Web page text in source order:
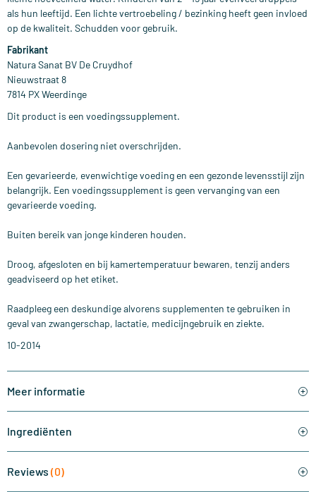
als hun leeftijd. Een lichte vertroebeling / bezinking heeft geen invloed
op de kwaliteit. Schudden voor gebruik.
Fabrikant
Natura Sanat BV De Cruydhof
Nieuwstraat 8
7814 PX Weerdinge
Dit product is een voedingssupplement.
Aanbevolen dosering niet overschrijden.
Een gevarieerde, evenwichtige voeding en een gezonde levensstijl zijn
belangrijk. Een voedingssupplement is geen vervanging van een
gevarieerde voeding.
Buiten bereik van jonge kinderen houden.
Droog, afgesloten en bij kamertemperatuur bewaren, tenzij anders
geadviseerd op het etiket.
Raadpleeg een deskundige alvorens supplementen te gebruiken in
geval van zwangerschap, lactatie, medicijngebruik en ziekte.
10-2014
Meer informatie
Ingrediënten
Reviews (0)